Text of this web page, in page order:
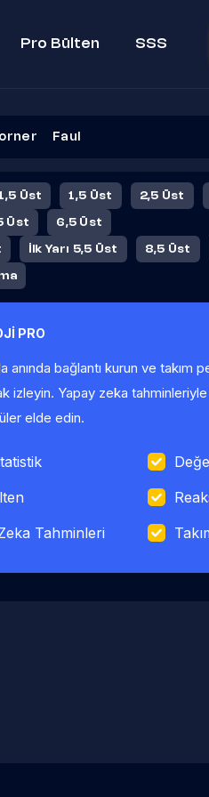
Pro Bülten SSS
Faul
1,5 Üst 1,5 Üst 2,5 Üst
Üst 6,5 Üst
İlk Yarı 5,5 Üst 8,5 Üst
PRO
anında bağlantı kurun ve takım
izleyin. Yapay zeka
elde edin.
Tahminleri